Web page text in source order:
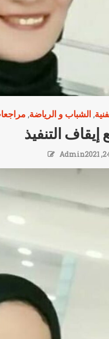
, الشباب و الرياضة,
إيقاف التنفيذ
Admin